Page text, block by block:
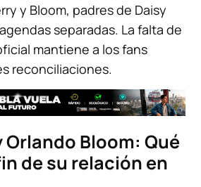
y Bloom, padres de Daisy
separadas. La falta de
mantiene a los fans
reconciliaciones.
Orlando Bloom: Qué
de su relación en